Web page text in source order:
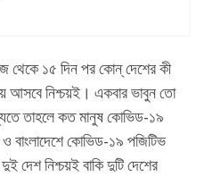
থেকে ১৫ দিন পর কোন্ দেশের কী
আসবে নিশ্চয়ই। একবার ভাবুন তো
তাহলে কত মানুষ কোভিড-১৯
বাংলাদেশে কোভিড-১৯ পজিটিভ
দেশ নিশ্চয়ই বাকি দুটি দেশের